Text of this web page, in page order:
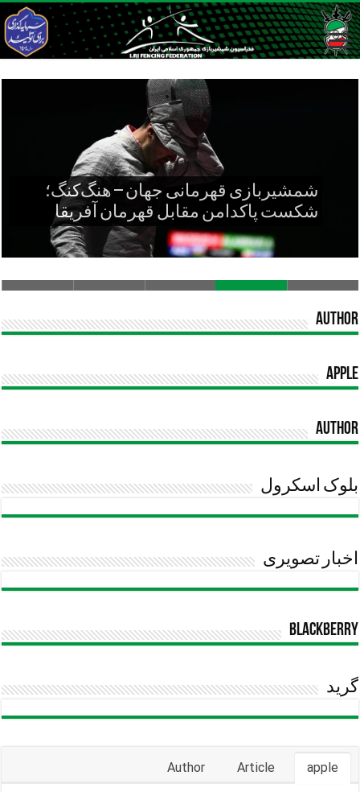
شمشیربازی قهرمانی جهان – هنگ‌کنگ؛
شکست پاکدامن مقابل قهرمان آفریقا
Author
apple
Author
بلوک اسکرول
اخبار تصویری
blackberry
گرید
apple
Article
Author